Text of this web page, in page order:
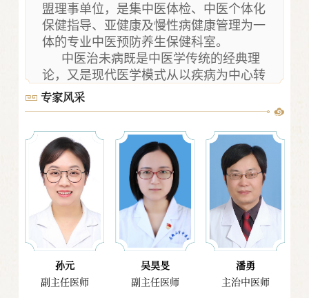
盟理事单位，是集中医体检、中医个体化
保健指导、亚健康及慢性病健康管理为一
体的专业中医预防养生保健科室。
中医治未病既是中医学传统的经典理
论，又是现代医学模式从以疾病为中心转
变到以健康为中心的新理念。从关注疾病
的治疗，到关注个人的整体健康状态和生
提供全生命周期的、充分发挥中医优势的
健康管理。通过循证医学支持的生活方式
干预，包括饮食营养、运动调理、睡眠调
节、压力管控、社会心理支持、中医干预
等非药物、非手术方法，从源头上实现慢
性病的预防、逆转和康复。
治未病门诊涵盖中医健康调养门诊、
睡眠情志调理门诊、膳食指导门诊等专
区。
人员结构：目前治未病中心有医生6
专家风采
孙元
副主任医师
吴昊旻
副主任医师
潘勇
主治中医师